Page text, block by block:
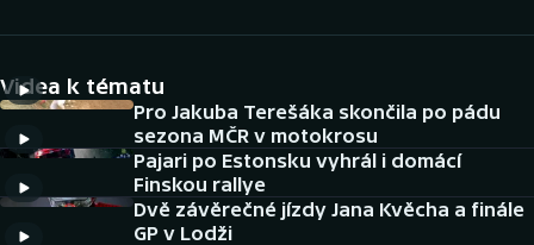
Tenis
Atletika
Cyklistika
DALŠÍ SPORTY
Videa k tématu
Pro Jakuba Terešáka skončila po pádu
sezona MČR v motokrosu
Pajari po Estonsku vyhrál i domácí
Finskou rallye
Dvě závěrečné jízdy Jana Kvěcha a finále
GP v Lodži